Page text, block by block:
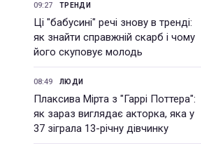
09:27 ТРЕНДИ
Ці "бабусині" речі знову в тренді:
як знайти справжній скарб і чому
його скуповує молодь
08:49 ЛЮДИ
Плаксива Мірта з "Гаррі Поттера":
як зараз виглядає акторка, яка у
37 зіграла 13-річну дівчинку